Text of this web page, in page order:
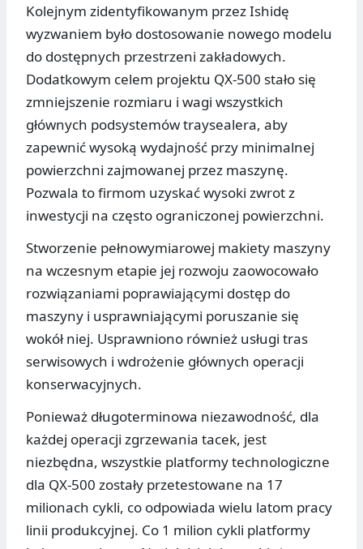
Kolejnym zidentyfikowanym przez Ishidę
wyzwaniem było dostosowanie nowego modelu
do dostępnych przestrzeni zakładowych.
Dodatkowym celem projektu QX-500 stało się
zmniejszenie rozmiaru i wagi wszystkich
głównych podsystemów traysealera, aby
zapewnić wysoką wydajność przy minimalnej
powierzchni zajmowanej przez maszynę.
Pozwala to firmom uzyskać wysoki zwrot z
inwestycji na często ograniczonej powierzchni.
Stworzenie pełnowymiarowej makiety maszyny
na wczesnym etapie jej rozwoju zaowocowało
rozwiązaniami poprawiającymi dostęp do
maszyny i usprawniającymi poruszanie się
wokół niej. Usprawniono również usługi tras
serwisowych i wdrożenie głównych operacji
konserwacyjnych.
Ponieważ długoterminowa niezawodność, dla
każdej operacji zgrzewania tacek, jest
niezbędna, wszystkie platformy technologiczne
dla QX-500 zostały przetestowane na 17
milionach cykli, co odpowiada wielu latom pracy
linii produkcyjnej. Co 1 milion cykli platformy